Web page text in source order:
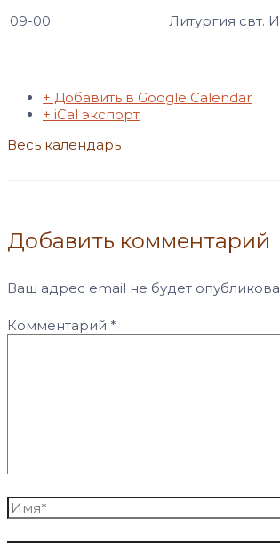
09-00
Литургия свт.
+ Добавить в Google Calendar
+ iCal экспорт
Весь календарь
Добавить комментарий
Ваш адрес email не будет
Комментарий *
Имя*